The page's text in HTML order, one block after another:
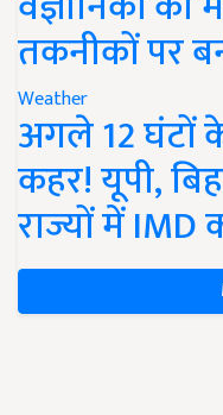
तकनीकों पर
Weather
अगले 12 घंटों
कहर! यूपी,
राज्यों में